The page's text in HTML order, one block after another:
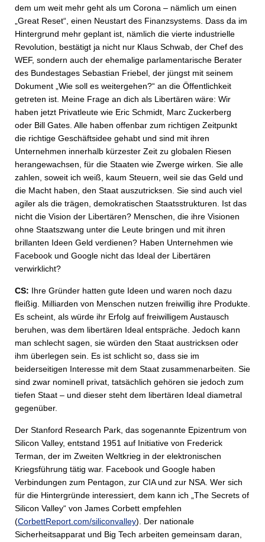
dem um weit mehr geht als um Corona – nämlich um einen
„Great Reset“, einen Neustart des Finanzsystems. Dass da im
Hintergrund mehr geplant ist, nämlich die vierte industrielle
Revolution, bestätigt ja nicht nur Klaus Schwab, der Chef des
WEF, sondern auch der ehemalige parlamentarische Berater
des Bundestages Sebastian Friebel, der jüngst mit seinem
Dokument „Wie soll es weitergehen?“ an die Öffentlichkeit
getreten ist. Meine Frage an dich als Libertären wäre: Wir
haben jetzt Privatleute wie Eric Schmidt, Marc Zuckerberg
oder Bill Gates. Alle haben offenbar zum richtigen Zeitpunkt
die richtige Geschäftsidee gehabt und sind mit ihren
Unternehmen innerhalb kürzester Zeit zu globalen Riesen
herangewachsen, für die Staaten wie Zwerge wirken. Sie alle
zahlen, soweit ich weiß, kaum Steuern, weil sie das Geld und
die Macht haben, den Staat auszutricksen. Sie sind auch viel
agiler als die trägen, demokratischen Staatsstrukturen. Ist das
nicht die Vision der Libertären? Menschen, die ihre Visionen
ohne Staatszwang unter die Leute bringen und mit ihren
brillanten Ideen Geld verdienen? Haben Unternehmen wie
Facebook und Google nicht das Ideal der Libertären
verwirklicht?
CS: Ihre Gründer hatten gute Ideen und waren noch dazu
fleißig. Milliarden von Menschen nutzen freiwillig ihre Produkte.
Es scheint, als würde ihr Erfolg auf freiwilligem Austausch
beruhen, was dem libertären Ideal entspräche. Jedoch kann
man schlecht sagen, sie würden den Staat austricksen oder
ihm überlegen sein. Es ist schlicht so, dass sie im
beiderseitigen Interesse mit dem Staat zusammenarbeiten. Sie
sind zwar nominell privat, tatsächlich gehören sie jedoch zum
tiefen Staat – und dieser steht dem libertären Ideal diametral
gegenüber.
Der Stanford Research Park, das sogenannte Epizentrum von
Silicon Valley, entstand 1951 auf Initiative von Frederick
Terman, der im Zweiten Weltkrieg in der elektronischen
Kriegsführung tätig war. Facebook und Google haben
Verbindungen zum Pentagon, zur CIA und zur NSA. Wer sich
für die Hintergründe interessiert, dem kann ich „The Secrets of
Silicon Valley“ von James Corbett empfehlen
(CorbettReport.com/siliconvalley). Der nationale
Sicherheitsapparat und Big Tech arbeiten gemeinsam daran,